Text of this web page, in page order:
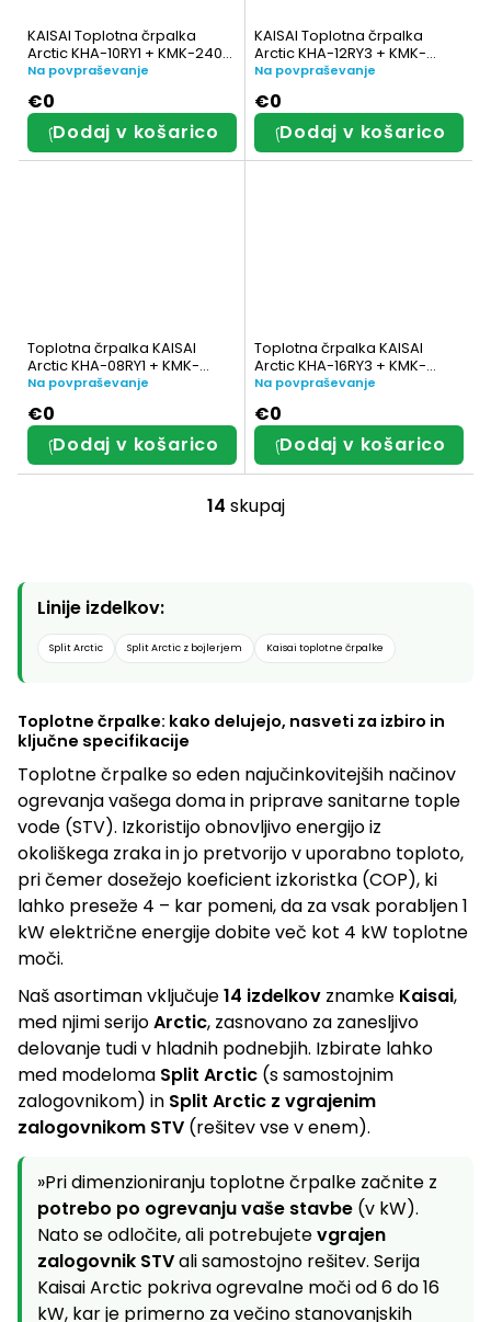
KAISAI Toplotna črpalka
Arctic KHA-10RY1 + KMK-240L-
100RY3 z integriranim
sanitarno vodo
Na povpraševanje
€0
Dodaj v košarico
KAISAI Toplotna črpalka
Arctic KHA-12RY3 + KMK-
160RY3
Na povpraševanje
€0
Dodaj v košarico
Toplotna črpalka KAISAI
Arctic KHA-08RY1 + KMK-
240L-100RY3 z integriranim
sanitarno vodo
Na povpraševanje
€0
Dodaj v košarico
Toplotna črpalka KAISAI
Arctic KHA-16RY3 + KMK-
160RY3
Na povpraševanje
€0
Dodaj v košarico
K
r
l
i
e
l
e
m
n
t
i
z
a
n
a
š
t
e
14 skupaj
Linije izdelkov:
Split Arctic Split Arctic z bojlerjem Kaisai toplotne črpalke
Toplotne črpalke: kako delujejo, nasveti za izbiro in
ključne specifikacije
Toplotne črpalke so eden najučinkovitejših načinov
ogrevanja vašega doma in priprave sanitarne tople
vode (STV). Izkoristijo obnovljivo energijo iz
okoliškega zraka in jo pretvorijo v uporabno toploto,
pri čemer dosežejo koeficient izkoristka (COP), ki
lahko preseže 4 – kar pomeni, da za vsak porabljen 1
kW električne energije dobite več kot 4 kW toplotne
moči.
Naš asortiman vključuje14 izdelkov znamke Kaisai,
med njimi serijoArctic, zasnovano za zanesljivo
delovanje tudi v hladnih podnebjih. Izbirate lahko
med modeloma Split Arctic (s samostojnim
zalogovnikom) in Split Arctic z vgrajenim
zalogovnikom STV (rešitev vse v enem).
»Pri dimenzioniranju toplotne črpalke začnite z
potrebo po ogrevanju vaše stavbe (v kW).
Nato se odločite, ali potrebujetevgrajen
zalogovnik STVali samostojno rešitev. Serija
Kaisai Arctic pokriva ogrevalne moči od 6 do 16
kW, kar je primerno za večino stanovanjskih